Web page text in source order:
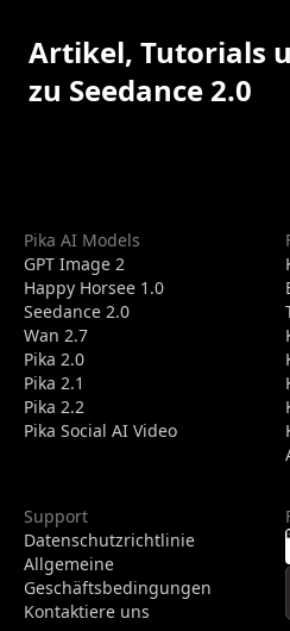
Artikel, Tutorials
zu Seedance 2.0
Pika AI Models
GPT Image 2
Happy Horsee 1.0
Seedance 2.0
Wan 2.7
Pika 2.0
Pika 2.1
Pika 2.2
Pika Social AI Video
Support
Datenschutzrichtlinie
Allgemeine
Geschäftsbedingungen
Kontaktiere uns